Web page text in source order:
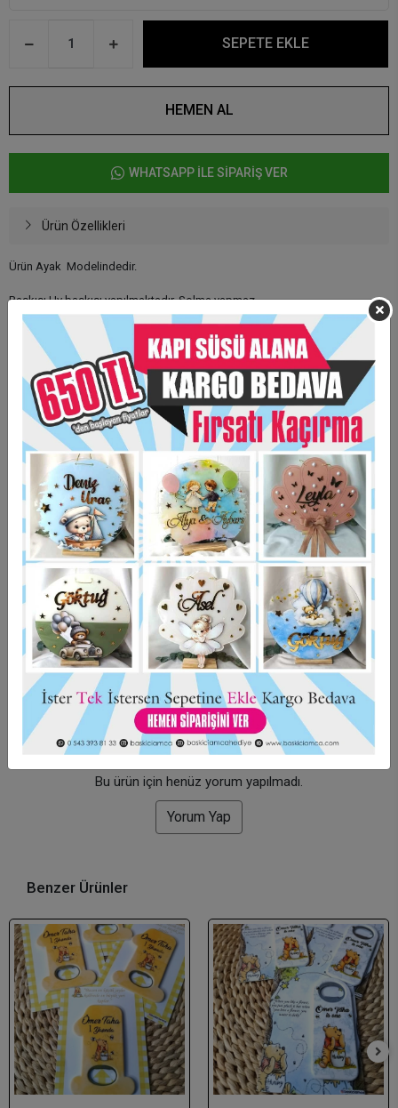
SEPETE EKLE
HEMEN AL
WHATSAPP İLE SİPARİŞ VER
Ürün Özellikleri
Ürün Ayak Modelindedir.
Baskısı Uv baskısı yapılmaktadır. Solma yapmaz.
Etiket baskı değildir
Arkası mıknatıslıdır.
Kişiye özel tasarım hazırlanmaktadır.
Taksit Seçenekleri
Garanti Ve Teslimat
Hızlı Gönderi Güvenli Alışveriş İade ve Değişim
Bu ürün için henüz yorum yapılmadı.
Yorum Yap
Benzer Ürünler